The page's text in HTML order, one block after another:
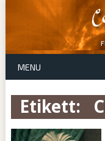
MENU
Etikett: